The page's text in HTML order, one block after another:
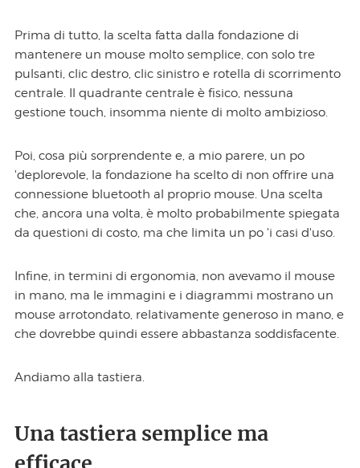
Prima di tutto, la scelta fatta dalla fondazione di
mantenere un mouse molto semplice, con solo tre
pulsanti, clic destro, clic sinistro e rotella di scorrimento
centrale. Il quadrante centrale è fisico, nessuna
gestione touch, insomma niente di molto ambizioso.
Poi, cosa più sorprendente e, a mio parere, un po
'deplorevole, la fondazione ha scelto di non offrire una
connessione bluetooth al proprio mouse. Una scelta
che, ancora una volta, è molto probabilmente spiegata
da questioni di costo, ma che limita un po 'i casi d'uso.
Infine, in termini di ergonomia, non avevamo il mouse
in mano, ma le immagini e i diagrammi mostrano un
mouse arrotondato, relativamente generoso in mano, e
che dovrebbe quindi essere abbastanza soddisfacente.
Andiamo alla tastiera.
Una tastiera semplice ma